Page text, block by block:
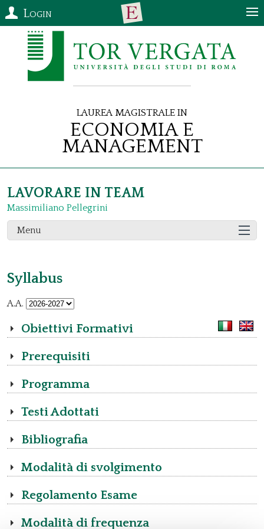
Login
Laurea Magistrale in
Economia e
Management
LAVORARE IN TEAM
Massimiliano Pellegrini
Menu
Syllabus
A.A.
Obiettivi Formativi
Prerequisiti
Programma
Testi Adottati
Bibliografia
Modalità di svolgimento
Regolamento Esame
Modalità di frequenza